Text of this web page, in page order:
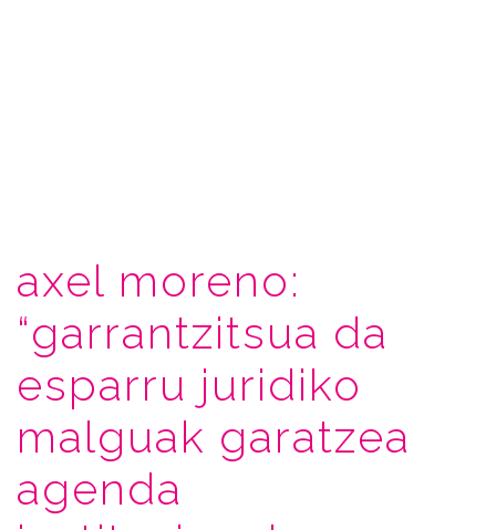
axel moreno:
“garrantzitsua da
esparru juridiko
malguak garatzea
agenda